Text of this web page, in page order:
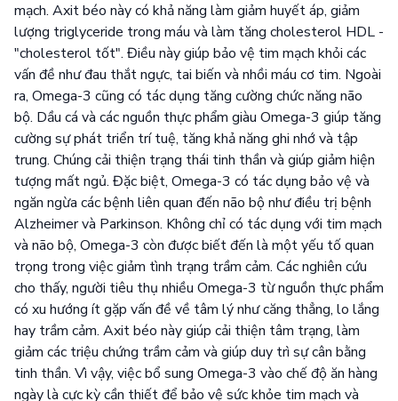
mạch. Axit béo này có khả năng làm giảm huyết áp, giảm
lượng triglyceride trong máu và làm tăng cholesterol HDL -
"cholesterol tốt". Điều này giúp bảo vệ tim mạch khỏi các
vấn đề như đau thắt ngực, tai biến và nhồi máu cơ tim. Ngoài
ra, Omega-3 cũng có tác dụng tăng cường chức năng não
bộ. Dầu cá và các nguồn thực phẩm giàu Omega-3 giúp tăng
cường sự phát triển trí tuệ, tăng khả năng ghi nhớ và tập
trung. Chúng cải thiện trạng thái tinh thần và giúp giảm hiện
tượng mất ngủ. Đặc biệt, Omega-3 có tác dụng bảo vệ và
ngăn ngừa các bệnh liên quan đến não bộ như điều trị bệnh
Alzheimer và Parkinson. Không chỉ có tác dụng với tim mạch
và não bộ, Omega-3 còn được biết đến là một yếu tố quan
trọng trong việc giảm tình trạng trầm cảm. Các nghiên cứu
cho thấy, người tiêu thụ nhiều Omega-3 từ nguồn thực phẩm
có xu hướng ít gặp vấn đề về tâm lý như căng thẳng, lo lắng
hay trầm cảm. Axit béo này giúp cải thiện tâm trạng, làm
giảm các triệu chứng trầm cảm và giúp duy trì sự cân bằng
tinh thần. Vì vậy, việc bổ sung Omega-3 vào chế độ ăn hàng
ngày là cực kỳ cần thiết để bảo vệ sức khỏe tim mạch và